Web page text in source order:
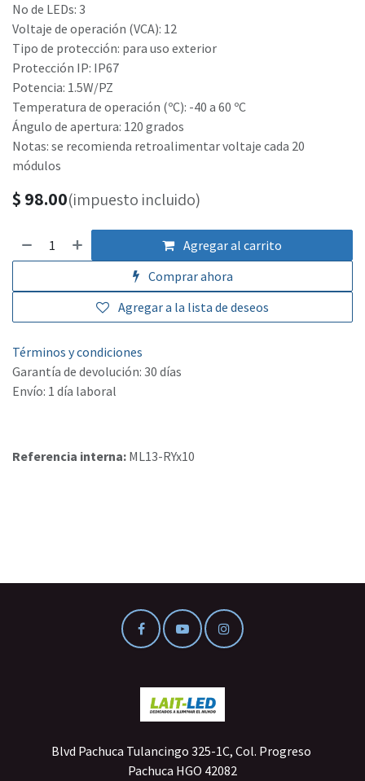
No de LEDs: 3
Voltaje de operación (VCA): 12
Tipo de protección: para uso exterior
Protección IP: IP67
Potencia: 1.5W/PZ
Temperatura de operación (ºC): -40 a 60 ºC
Ángulo de apertura: 120 grados
Notas: se recomienda retroalimentar voltaje cada 20
módulos
$ 98.00(impuesto incluido)
Agregar al carrito
Comprar ahora
Agregar a la lista de deseos
Términos y condiciones
Garantía de devolución: 30 días
Envío: 1 día laboral
Referencia interna: ML13-RYx10
Blvd Pachuca Tulancingo 325-1C, Col. Progreso
Pachuca HGO 42082